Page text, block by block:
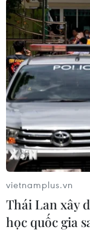
Sau khi được
thành phố Nice
việc nghiêm
vietnamplus.vn
Thái Lan xây
học quốc gia